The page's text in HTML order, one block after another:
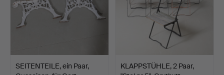
SEITENTEILE, ein Paar,
KLAPPSTÜHLE, 2 Paar,